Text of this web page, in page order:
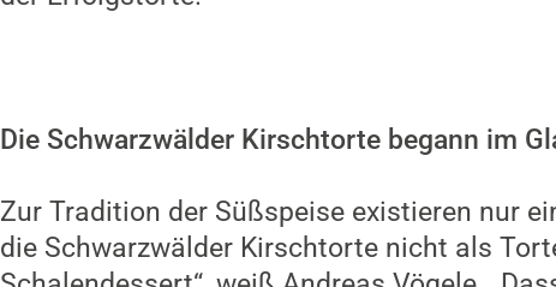
Die Schwarzwälder Kirschtorte begann im
Zur Tradition der Süßspeise existieren nur
die Schwarzwälder Kirschtorte nicht als